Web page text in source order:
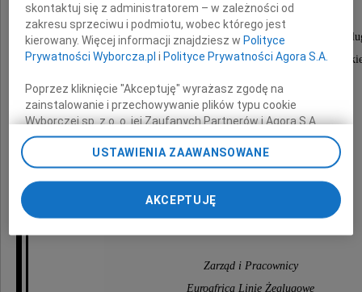
zachodniopomorskiego wybrzeża,
dbającego szczególnie o rozwój jego portów,
przemysłu stoczniowego, całej gospodarki
Człowiek w pełni oddany Szczecinowi.
Rodzinie i Bliskim
Zarząd i Pracownicy
Euroafrica Linie Żeglugowe
skontaktuj się z administratorem – w zależności od
zakresu sprzeciwu i podmiotu, wobec którego jest
kierowany. Więcej informacji znajdziesz wPolityce
Prywatności Wyborcza.pl iPolityce Prywatności Agora S.A.
Poprzez kliknięcie "Akceptuję" wyrażasz zgodę na
zainstalowanie i przechowywanie plików typu cookie
Wyborczej sp. z o. o. jej Zaufanych Partnerów i Agora S.A.
na Twoim urządzeniu końcowym. Możesz też w każdej
chwili zmienić swoje preferencje dot. plików cookie,
ponownie wywołując narzędzie do zarządzania Twoimi
preferencjami dot. przetwarzania danych poprzez
odnośnik „Ustawienia prywatności” w stopce serwisu i
przechodząc do sekcji „Ustawienia zaawansowane”.
Zmiana ustawień plików cookie możliwa jest także za
My, nasi Zaufani Partnerzy i Agora S.A. możemy
USTAWIENIA ZAAWANSOWANE
AKCEPTUJĘ